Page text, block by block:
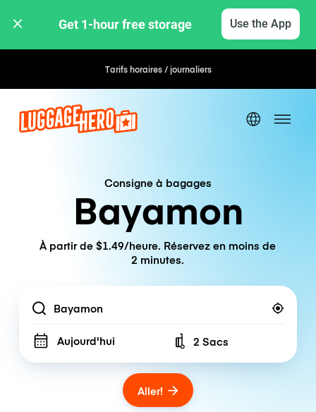
Get 1-hour free storage Use the App
Tarifs horaires / journaliers
Consigne à bagages
Bayamon
À partir de $1.49/heure. Réservez en moins de
2 minutes.
Location
Aujourd'hui Number of bags
2 Sacs
Aller!